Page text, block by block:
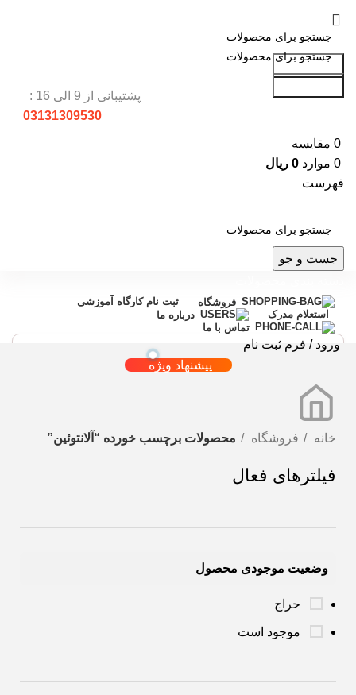
جست و جو
پشتیبانی از 9 الی 16 :
03131309530
0 مقایسه
0 موارد 0 ریال
فهرست
جست و جو
فروشگاه
ثبت نام کارگاه آموزشی
استعلام مدرک
درباره ما
تماس با ما
ورود / فرم ثبت نام
پیشنهاد ویژه
خانه فروشگاه محصولات برچسب خورده “آلانتوئین”
فیلترهای فعال
وضعیت موجودی محصول
حراج
موجود است